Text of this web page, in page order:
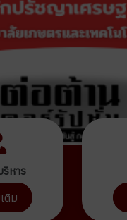
หาร
ติม